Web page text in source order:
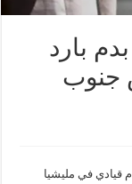
بارد
جنوب
قيادي في مليشيا